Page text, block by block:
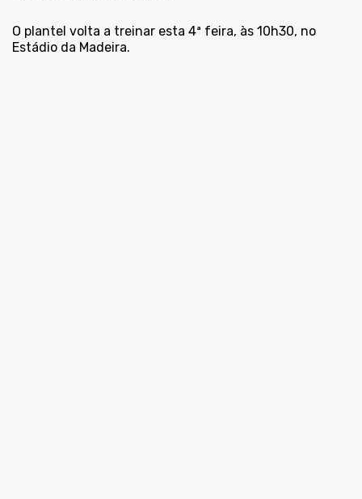
O plantel volta a treinar esta 4ª feira, às 10h30, no
Estádio da Madeira.